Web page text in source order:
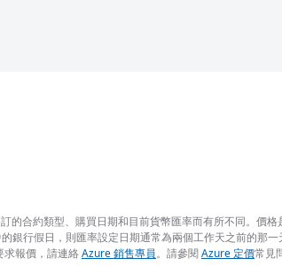
合約類型、購買日期和目前貨幣匯率而有所不同。價
銀行假日，則匯率設定日期通常為兩個工作天之前的那
報價，請連絡Azure 銷售專員。請參閱Azure 定價常見